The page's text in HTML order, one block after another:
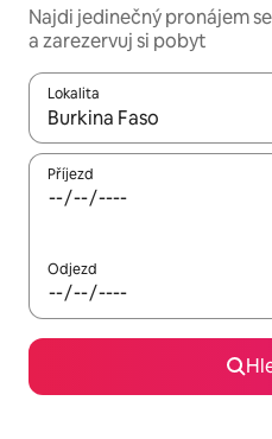
Najdi jedinečný pronájem
a zarezervuj si pobyt
Lokalita
Až budou výsledky k
Příjezd
Odjezd